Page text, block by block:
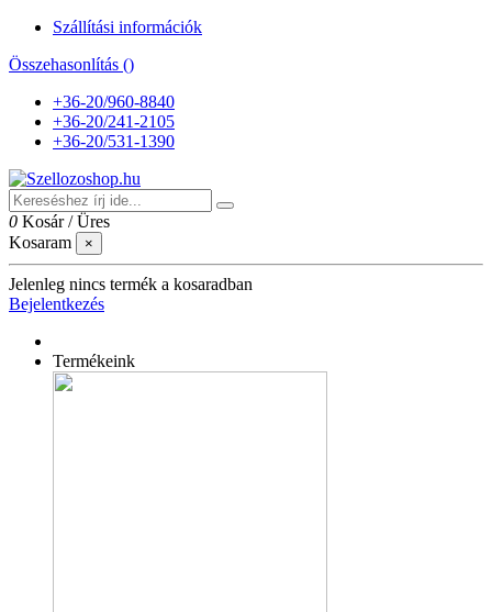
Szállítási információk
Összehasonlítás ()
+36-20/960-8840
+36-20/241-2105
+36-20/531-1390
0 Kosár /Üres
Kosaram
×
Jelenleg nincs termék a kosaradban
Bejelentkezés
Termékeink